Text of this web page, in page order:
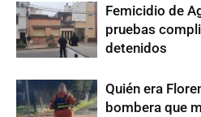
Femicidio de
pruebas
detenidos
Quién era
bombera que